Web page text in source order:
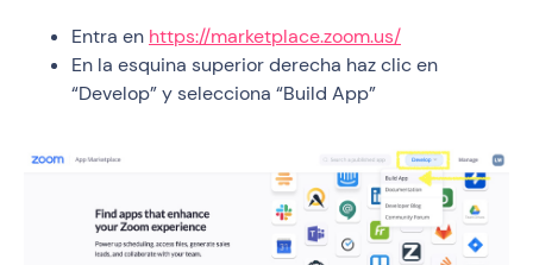
Entra en https://marketplace.zoom.us/
En la esquina superior derecha haz clic en
“Develop” y selecciona “Build App”